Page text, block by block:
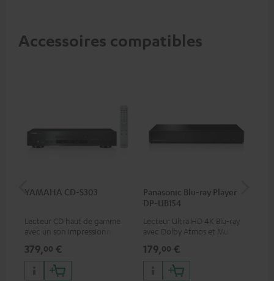
Accessoires compatibles
YAMAHA CD-S303
Lecteur CD haut de gamme
avec un son impressionnant
379,00 €
Panasonic Blu-ray Player
DP-UB154
Lecteur Ultra HD 4K Blu-ray
avec Dolby Atmos et Multi
qualité d’image incroyable et
des couleurs contrastées
179,00 €